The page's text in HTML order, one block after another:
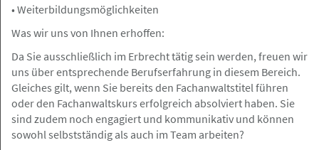
10.05.2026
ReFa (m/w/d) für Kanzlei in Hamburger
City gesucht
MSBH Bleisch Lubitz Rechtsanwälte Steuerberater PartG
mbB
• Weiterbildungsmöglichkeiten
Was wir uns von Ihnen erhoffen:
Da Sie ausschließlich im Erbrecht tätig sein werden, freuen wir
uns über entsprechende Berufserfahrung in diesem Bereich.
Gleiches gilt, wenn Sie bereits den Fachanwaltstitel führen
oder den Fachanwaltskurs erfolgreich absolviert haben. Sie
sind zudem noch engagiert und kommunikativ und können
sowohl selbstständig als auch im Team arbeiten?